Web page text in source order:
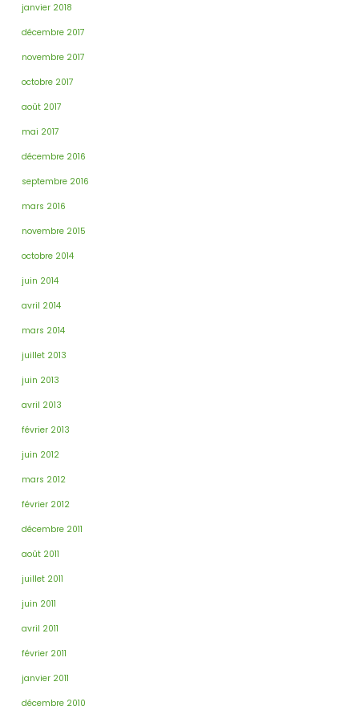
janvier 2018
décembre 2017
novembre 2017
octobre 2017
août 2017
mai 2017
décembre 2016
septembre 2016
mars 2016
novembre 2015
octobre 2014
juin 2014
avril 2014
mars 2014
juillet 2013
juin 2013
avril 2013
février 2013
juin 2012
mars 2012
février 2012
décembre 2011
août 2011
juillet 2011
juin 2011
avril 2011
février 2011
janvier 2011
décembre 2010